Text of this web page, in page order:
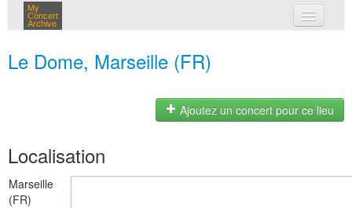
My
Concert
Archive
Le Dome, Marseille (FR)
Ajoutez un concert pour ce lieu
Localisation
Marseille
(FR)